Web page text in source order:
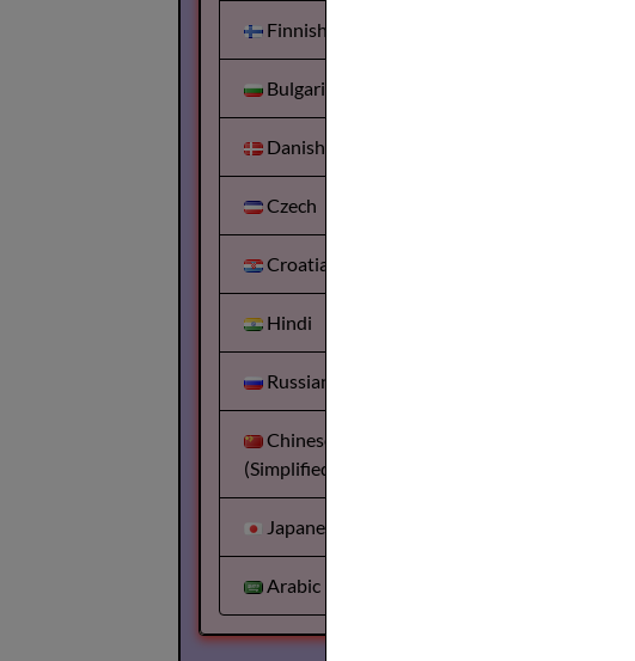
Finnish
Bulgarian
Danish
Czech
Croatian
Hindi
Russian
Chinese
(Simplified)
Japanese
Arabic